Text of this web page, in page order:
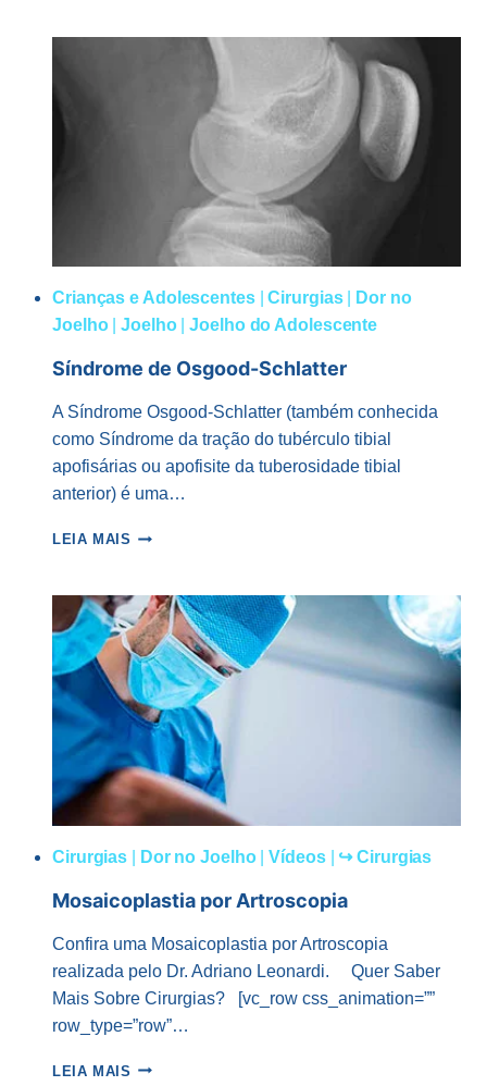
Crianças e Adolescentes|Cirurgias|
Dor no
Joelho|Joelho|Joelho do Adolescente
Síndrome de Osgood-Schlatter
A Síndrome Osgood-Schlatter (também conhecida
como Síndrome da tração do tubérculo tibial
apofisárias ou apofisite da tuberosidade tibial
anterior) é uma…
LEIA MAIS SÍNDROME
SCHLATTER
Cirurgias Dor no Joelho|Vídeos| ↪ Cirurgias
Mosaicoplastia por Artroscopia
Confira uma Mosaicoplastia por Artroscopia
realizada pelo Dr. Adriano Leonardi. Quer Saber
Mais Sobre Cirurgias? [vc_row css_animation=””
row_type=”row”…
LEIA MAIS MOSAICOPLASTIA